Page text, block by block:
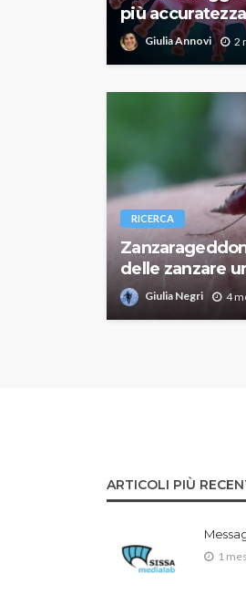
più accuratezza
Giulia Annovi 2
RICERCA
delle zanzare
Giulia Negri 4
ARTICOLI PIÙ
1